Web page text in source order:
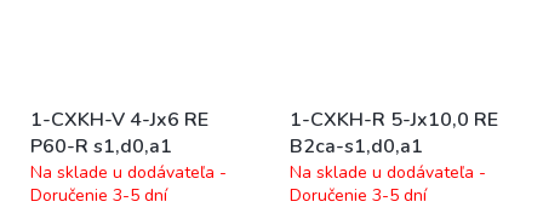
1-CXKH-V 4-Jx6 RE
P60-R s1,d0,a1
Na sklade u dodávateľa -
Doručenie 3-5 dní
1-CXKH-R 5-Jx10,0 RE
B2ca-s1,d0,a1
Na sklade u dodávateľa -
Doručenie 3-5 dní